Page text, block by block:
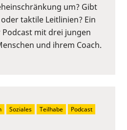
um? Gibt
taktile Leitlinien? Ein
mit drei jungen
und ihrem Coach.
Soziales Teilhabe
Podcast